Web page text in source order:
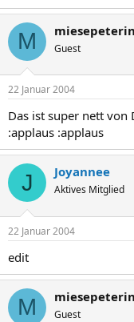
M Guest
22 Januar 2004
Das ist super nett von
:applaus :applaus
J Joyannee
Aktives Mitglied
22 Januar 2004
edit
M Guest